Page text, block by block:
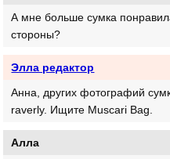
А мне больше сумка
стороны?
Элла редактор
Анна, других фотографий
raverly. Ищите Muscari Bag.
Алла